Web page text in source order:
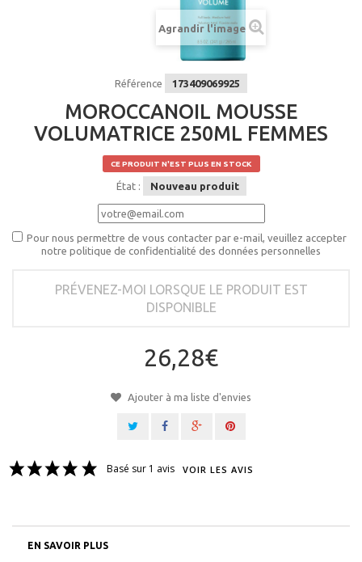
Agrandir l'image
Référence 173409069925
MOROCCANOIL MOUSSE
VOLUMATRICE 250ML FEMMES
CE PRODUIT N'EST PLUS EN STOCK
État : Nouveau produit
Pour nous permettre de vous contacter par e-mail, veuillez accepter
notre politique de confidentialité des données personnelles
PRÉVENEZ-MOI LORSQUE LE PRODUIT EST
DISPONIBLE
26,28€
Ajouter à ma liste d'envies
Basé sur 1 avis VOIR LES AVIS
EN SAVOIR PLUS